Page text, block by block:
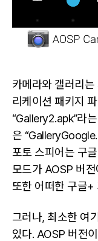
카메라와 갤러리
리케이션 패키지
“Gallery2.apk”라
은
포토 스피어는 구
모드가 AOSP 버
또한 어떠한 구글+
그러나, 최소한 여
있다. AOSP 버전